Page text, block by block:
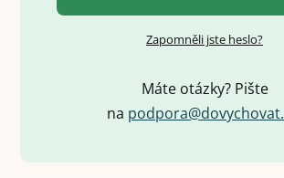
Zapomněli jste heslo?
Máte otázky? Pište
na podpora@dovychovat.